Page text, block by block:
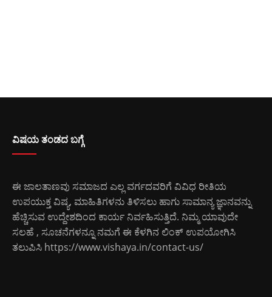
ವಿಷಯ ತಂಡದ ಬಗ್ಗೆ
ಈ ಜಾಲತಾಣವು ಸಮಾಜದ ಎಲ್ಲ ವರ್ಗದವರಿಗೆ ವಿವಿಧ ರೀತಿಯ
ಉಪಯುಕ್ತ ವಿಷ್ಯ, ಮಾಹಿತಿಗಳನು ತಿಳಿಸಲು ಹಾಗು ಸಾಮಾನ್ಯ ಜ್ಞಾನವನ್ನು
ಹೆಚ್ಚಿಸುವ ಉದ್ದೇಶದಿಂದ ಕಾರ್ಯ ನಿರ್ವಹಿಸುತ್ತಿದೆ. ನಿಮ್ಮ ಯಾವುದೇ
ಸಲಹೆ , ಸೂಚನೆಗಳನ್ನೂ ನಮಗೆ ಈ ಕೆಳಗಿನ ಲಿಂಕ್ ಉಪಯೋಗಿಸಿ
ತಲುಪಿಸಿ https://www.vishaya.in/contact-us/